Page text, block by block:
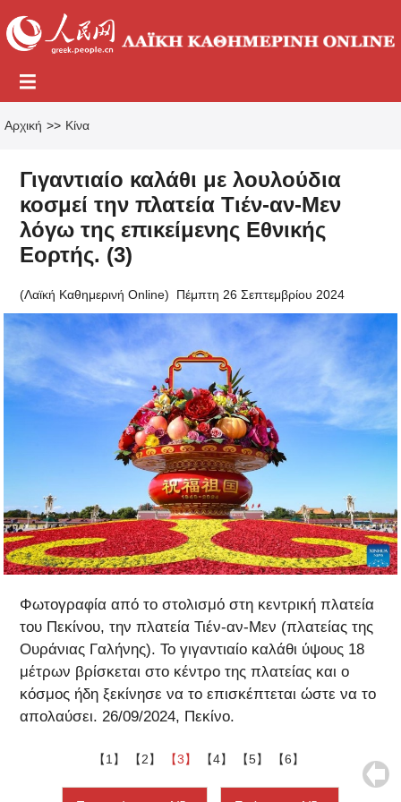
Αρχική >> Κίνα
Γιγαντιαίο καλάθι με λουλούδια
κοσμεί την πλατεία Τιέν-αν-Μεν
λόγω της επικείμενης Εθνικής
Εορτής. (3)
(Λαϊκή Καθημερινή Online) Πέμπτη 26 Σεπτεμβρίου 2024
Φωτογραφία από το στολισμό στη κεντρική πλατεία
του Πεκίνου, την πλατεία Τιέν-αν-Μεν (πλατείας της
Ουράνιας Γαλήνης). Το γιγαντιαίο καλάθι ύψους 18
μέτρων βρίσκεται στο κέντρο της πλατείας και ο
κόσμος ήδη ξεκίνησε να το επισκέπτεται ώστε να το
απολαύσει. 26/09/2024, Πεκίνο.
【1】 【2】 【3】 【4】 【5】 【6】